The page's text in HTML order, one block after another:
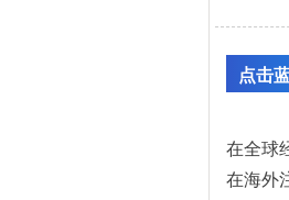
点击
在全球
在海外